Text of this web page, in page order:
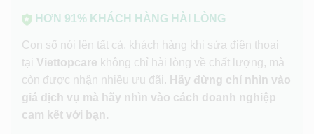
HƠN 91% KHÁCH HÀNG HÀI LÒNG
Con số nói lên tất cả, khách hàng khi sửa điện thoại
tại Viettopcare không chỉ hài lòng về chất lượng, mà
còn được nhận nhiều ưu đãi. Hãy đừng chỉ nhìn vào
giá dịch vụ mà hãy nhìn vào cách doanh nghiệp
cam kết với bạn.